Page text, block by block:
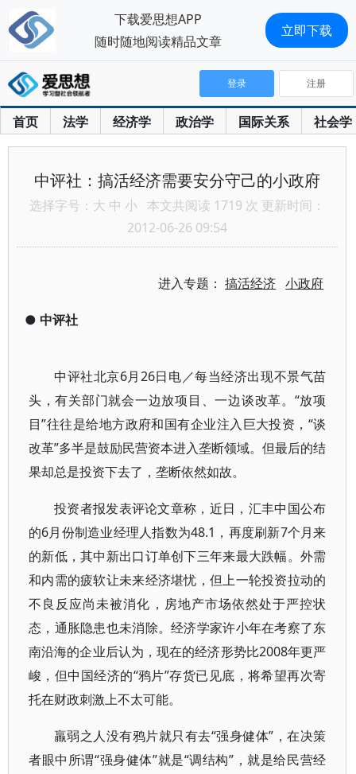
首页 法学 经济学 政治学 国际关系 社会学
登录 注册
中评社：搞活经济需要安分守己的小政府
选择字号： 大 中 小 本文共阅读 1719 次 更新时间：
2012-06-26 09:54
进入专题：搞活经济 小政府
● 中评社
中评社北京6月26日电／每当经济出现不景气苗
头，有关部门就会一边放项目、一边谈改革。“放项
目”往往是给地方政府和国有企业注入巨大投资，“谈
改革”多半是鼓励民营资本进入垄断领域。但最后的结
果却总是投资下去了，垄断依然如故。
投资者报发表评论文章称，近日，汇丰中国公布
的6月份制造业经理人指数为48.1，再度刷新7个月来
的新低，其中新出口订单创下三年来最大跌幅。外需
和内需的疲软让未来经济堪忧，但上一轮投资拉动的
不良反应尚未被消化，房地产市场依然处于严控状
态，通胀隐患也未消除。经济学家许小年在考察了东
南沿海的企业后认为，现在的经济形势比2008年更严
峻，但中国经济的“鸦片”存货已见底，将希望再次寄
托在财政刺激上不太可能。
羸弱之人没有鸦片就只有去“强身健体”，在决策
者眼中所谓“强身健体”就是“调结构”，就是给民营经
下载爱思想APP
随时随地阅读精品文章
立即下载